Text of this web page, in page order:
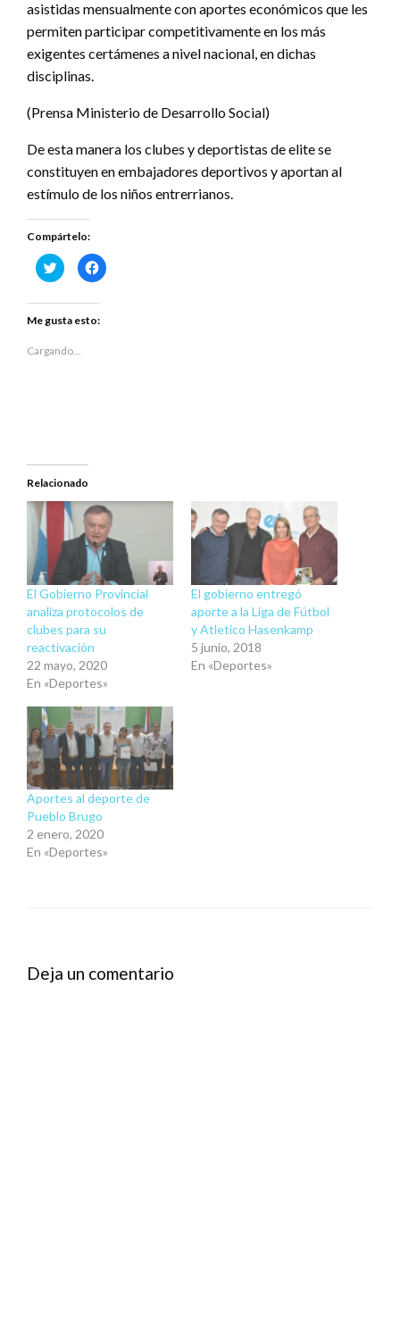
asistidas mensualmente con aportes económicos que les
permiten participar competitivamente en los más
exigentes certámenes a nivel nacional, en dichas
disciplinas.
(Prensa Ministerio de Desarrollo Social)
De esta manera los clubes y deportistas de elite se
constituyen en embajadores deportivos y aportan al
estímulo de los niños entrerrianos.
Compártelo:
Haz
clic
en
Twitter
(Se
en
Haz
clic
Me gusta esto:
Cargando...
Relacionado
El Gobierno Provincial
analiza protocolos de
clubes para su
reactivación
22 mayo, 2020
En «Deportes»
El gobierno entregó
aporte a la Liga de Fútbol
y Atletico Hasenkamp
5 junio, 2018
En «Deportes»
Aportes al deporte de
Pueblo Brugo
2 enero, 2020
En «Deportes»
Deja un comentario